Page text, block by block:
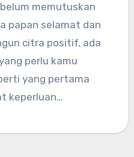
papan selamat dan
citra positif, ada
perlu kamu
yang pertama
keperluan…